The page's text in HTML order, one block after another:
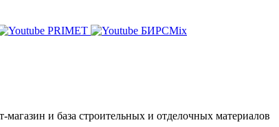
магазин и база строительных и отделочных материалов